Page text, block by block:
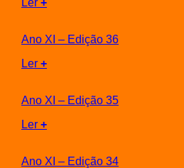
Ler +
Ano XI – Edição 36
Ler +
Ano XI – Edição 35
Ler +
Ano XI – Edição 34